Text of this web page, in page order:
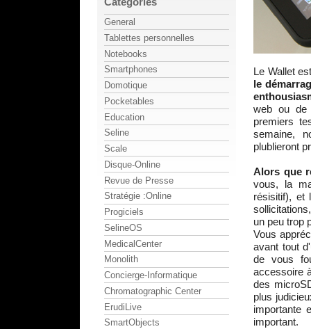
Le Wallet
le
web ou
premiers
semaine,
plublieront
Alors que
vous, la
résisitif), et
un peu trop
Vous
avant tout
de vous
accessoire
des
plus
importante
important.
General
Tablettes personnelles
Notebooks
Smartphones
Domotique
Pocketables
Education
Seline
Scale
Disque-Online
Revue de Presse
Stratégie :Online
Progiciels
SelineOS
MedicalCenter
Monolith
Concierge-Informatique
Chromatographic Center
ErudiLive
SmartObjects